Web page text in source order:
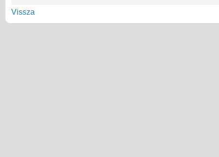
Vissza